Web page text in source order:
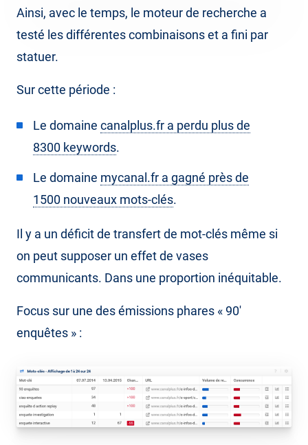
Ainsi, avec le temps, le moteur de recherche a
testé les différentes combinaisons et a fini par
statuer.
Sur cette période :
Le domaine canalplus.fr a perdu plus de
8300 keywords.
Le domaine mycanal.fr a gagné près de
1500 nouveaux mots-clés.
Il y a un déficit de transfert de mot-clés même si
on peut supposer un effet de vases
communicants. Dans une proportion inéquitable.
Focus sur une des émissions phares « 90′
enquêtes » :